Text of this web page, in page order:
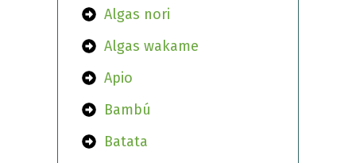
Algas nori
Algas wakame
Apio
Bambú
Batata